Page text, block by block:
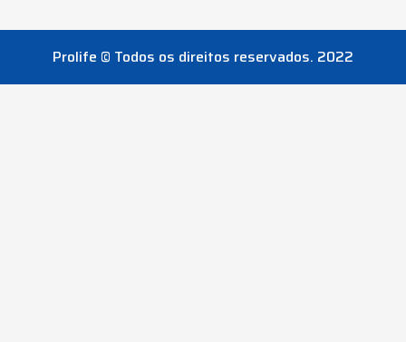
Prolife © Todos os direitos reservados. 2022